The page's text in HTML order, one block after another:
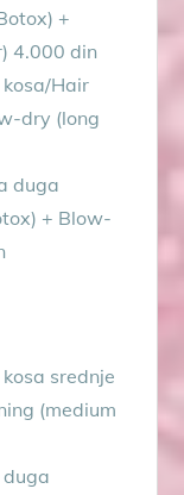
+
4.000 din
kosa/Hair
dry (long
duga
+ Blow-
srednje
(medium
duga